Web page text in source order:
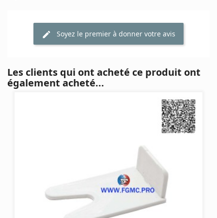
Soyez le premier à donner votre avis
Les clients qui ont acheté ce produit ont
également acheté...